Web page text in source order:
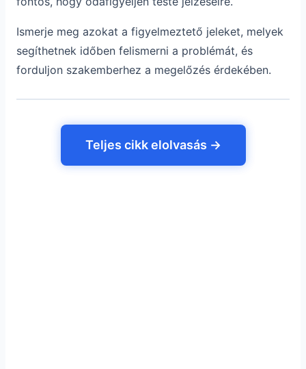
Ismerje meg azokat a figyelmeztető jeleket, melyek
segíthetnek időben felismerni a problémát, és
forduljon szakemberhez a megelőzés érdekében.
Teljes cikk elolvasás →